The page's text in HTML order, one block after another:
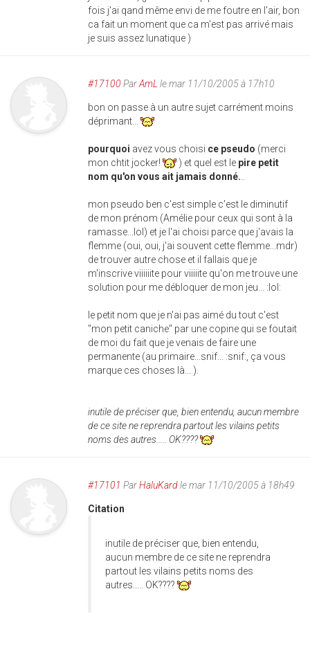
fois j'ai qand même envi de me foutre en l'air, bon
ca fait un moment que ca m'est pas arrivé mais
je suis assez lunatique )
#17100 ParAmL le mar 11/10/2005 à 17h10
bon on passe à un autre sujet carrément moins
déprimant...
pourquoi avez vous choisi ce pseudo (merci
mon chtit jocker!
) et quel est le pire petit
nom qu'on vous ait jamais donné.
mon pseudo ben c'est simple c'est le diminutif
de mon prénom (Amélie pour ceux qui sont à la
ramasse...lol) et je l'ai choisi parce que j'avais la
flemme (oui, oui, j'ai souvent cette flemme...mdr)
de trouver autre chose et il fallais que je
m'inscrive viiiiiite pour viiiiite qu'on me trouve une
solution pour me débloquer de mon jeu... :lol:
le petit nom que je n'ai pas aimé du tout c'est
"mon petit caniche" par une copine qui se foutait
de moi du fait que je venais de faire une
permanente (au primaire...snif... :snif:, ça vous
marque ces choses là... ).
inutile de préciser que, bien entendu, aucun membre
de ce site ne reprendra partout les vilains petits
noms des autres..... OK????
#17101 ParHaluKardle mar 11/10/2005 à 18h49
Citation
inutile de préciser que, bien entendu,
aucun membre de ce site ne reprendra
partout les vilains petits noms des
autres..... OK????